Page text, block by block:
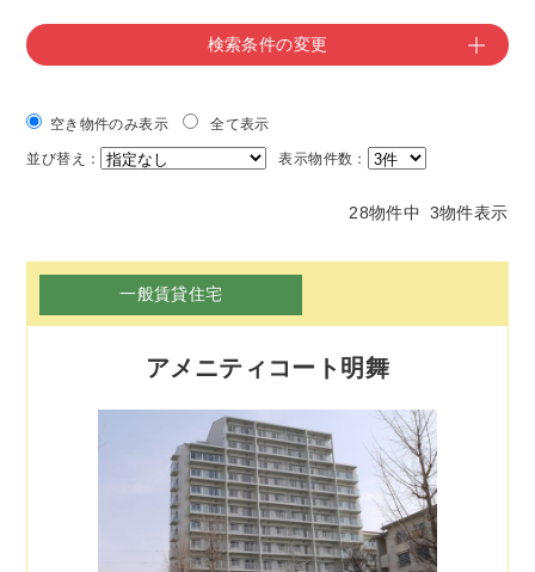
検索条件の変更
空き物件のみ表示 全て表示
並び替え： 表示物件数：
28物件中 3物件表示
一般賃貸住宅
アメニティコート明舞